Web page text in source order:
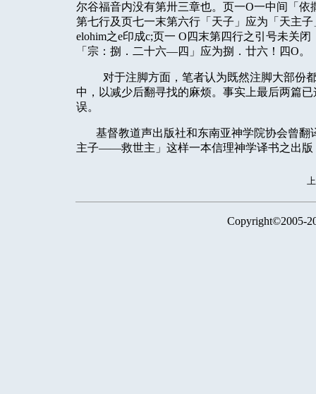
尔谷福音内没有第卅三章也。页一O一中间「依
第七行及页七一末第六行「天子」应为「天主
elohim之e印成c;页一 O 四末第四行之引号未关
「宗：捌．二十六—四」应为捌．廿六！四O。
对于注脚方面，笔者认为既然注脚大部份
中，以减少后翻寻找的麻烦。事实上最后两篇
误。
基督教道声出版社和东南亚神学院协会曾
主子——救世主」这样一本信理神学译书之出版
Copyright©2005-